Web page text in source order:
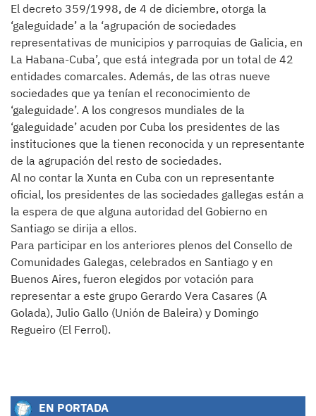
El decreto 359/1998, de 4 de diciembre, otorga la
‘galeguidade’ a la ‘agrupación de sociedades
representativas de municipios y parroquias de Galicia, en
La Habana-Cuba’, que está integrada por un total de 42
entidades comarcales. Además, de las otras nueve
sociedades que ya tenían el reconocimiento de
‘galeguidade’. A los congresos mundiales de la
‘galeguidade’ acuden por Cuba los presidentes de las
instituciones que la tienen reconocida y un representante
de la agrupación del resto de sociedades.
Al no contar la Xunta en Cuba con un representante
oficial, los presidentes de las sociedades gallegas están a
la espera de que alguna autoridad del Gobierno en
Santiago se dirija a ellos.
Para participar en los anteriores plenos del Consello de
Comunidades Galegas, celebrados en Santiago y en
Buenos Aires, fueron elegidos por votación para
representar a este grupo Gerardo Vera Casares (A
Golada), Julio Gallo (Unión de Baleira) y Domingo
Regueiro (El Ferrol).
EN PORTADA